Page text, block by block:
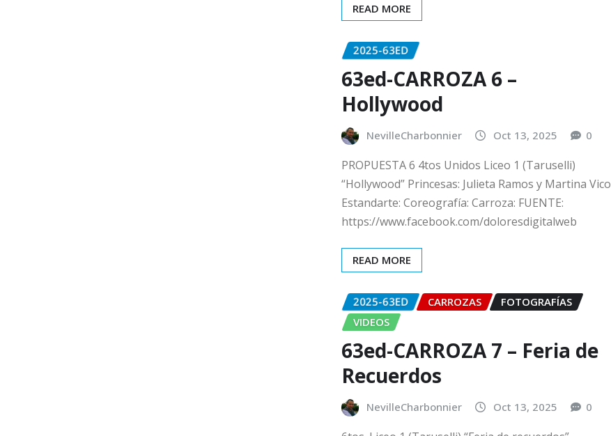
READ MORE
2025-63ED
63ed-CARROZA 6 –
Hollywood
NevilleCharbonnier Oct 13, 2025 0
PROPUESTA 6 4tos Unidos Liceo 1 (Taruselli)
“Hollywood” Princesas: Julieta Ramos y Martina Vico
Estandarte: Coreografía: Carroza: FUENTE:
https://www.facebook.com/doloresdigitalweb
READ MORE
2025-63ED CARROZAS
FOTOGRAFÍAS
VIDEOS
63ed-CARROZA 7 – Feria de
Recuerdos
NevilleCharbonnier Oct 13, 2025 0